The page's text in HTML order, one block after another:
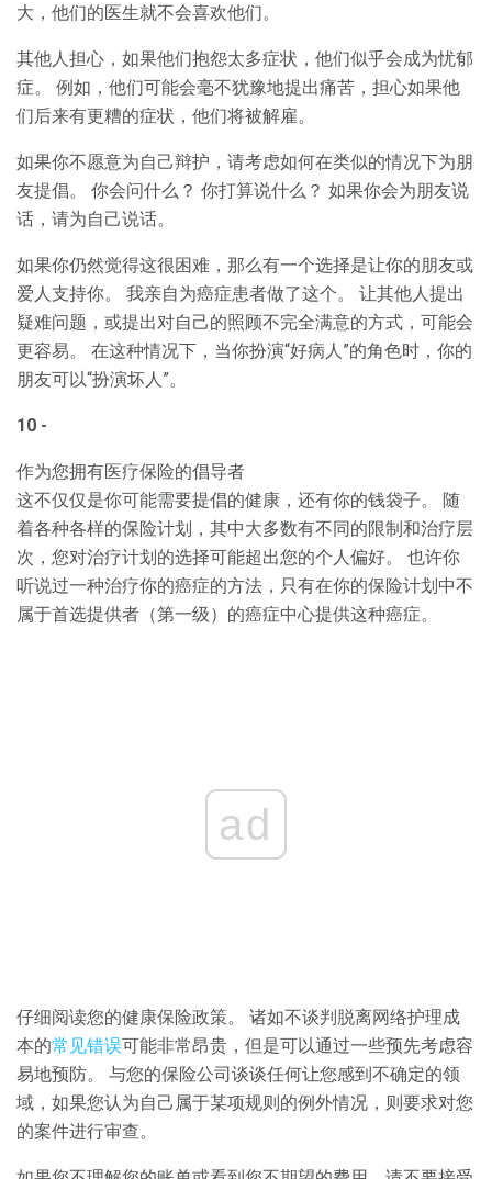
大，他们的医生就不会喜欢他们。
其他人担心，如果他们抱怨太多症状，他们似乎会成为忧郁
症。 例如，他们可能会毫不犹豫地提出痛苦，担心如果他
们后来有更糟的症状，他们将被解雇。
如果你不愿意为自己辩护，请考虑如何在类似的情况下为朋
友提倡。 你会问什么？ 你打算说什么？ 如果你会为朋友说
话，请为自己说话。
如果你仍然觉得这很困难，那么有一个选择是让你的朋友或
爱人支持你。 我亲自为癌症患者做了这个。 让其他人提出
疑难问题，或提出对自己的照顾不完全满意的方式，可能会
更容易。 在这种情况下，当你扮演“好病人”的角色时，你的
朋友可以“扮演坏人”。
10 -
作为您拥有医疗保险的倡导者
这不仅仅是你可能需要提倡的健康，还有你的钱袋子。 随
着各种各样的保险计划，其中大多数有不同的限制和治疗层
次，您对治疗计划的选择可能超出您的个人偏好。 也许你
听说过一种治疗你的癌症的方法，只有在你的保险计划中不
属于首选提供者（第一级）的癌症中心提供这种癌症。
ad
仔细阅读您的健康保险政策。 诸如不谈判脱离网络护理成
本的常见错误可能非常昂贵，但是可以通过一些预先考虑容
易地预防。 与您的保险公司谈谈任何让您感到不确定的领
域，如果您认为自己属于某项规则的例外情况，则要求对您
的案件进行审查。